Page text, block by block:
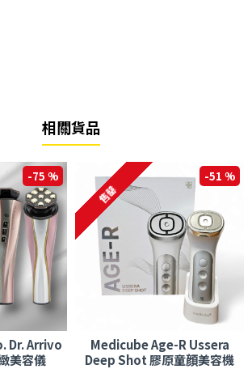
相關貨品
-75 %
Dr. Arrivo
美容儀
-51 %
售罄
Medicube Age-R Ussera
Deep Shot 膠原童顔美容機